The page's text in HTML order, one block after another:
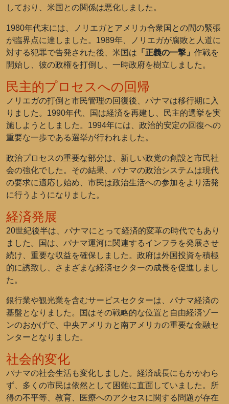
しており、米国との関係は悪化しました。
1980年代末には、ノリエガとアメリカ合衆国との間の緊張
が臨界点に達しました。1989年、ノリエガが腐敗と人道に
対する犯罪で告発された後、米国は 「正義の一撃」 作戦を
開始し、彼の政権を打倒し、一時政府を樹立しました。
民主的プロセスへの回帰
ノリエガの打倒と市民管理の回復後、パナマは移行期に入
りました。1990年代、国は経済を再建し、民主的選挙を実
施しようとしました。1994年には、政治的安定の回復への
重要な一歩である選挙が行われました。
政治プロセスの重要な部分は、新しい政党の創設と市民社
会の強化でした。その結果、パナマの政治システムは現代
の要求に適応し始め、市民は政治生活への参加をより活発
に行うようになりました。
経済発展
20世紀後半は、パナマにとって経済的変革の時代でもあり
ました。国は、パナマ運河に関連するインフラを発展させ
続け、重要な収益を確保しました。政府は外国投資を積極
的に誘致し、さまざまな経済セクターの成長を促進しまし
た。
銀行業や観光業を含むサービスセクターは、パナマ経済の
基盤となりました。国はその戦略的な位置と自由経済ゾー
ンのおかげで、中央アメリカと南アメリカの重要な金融セ
ンターとなりました。
社会的変化
パナマの社会生活も変化しました。経済成長にもかかわら
ず、多くの市民は依然として困難に直面していました。所
得の不平等、教育、医療へのアクセスに関する問題が存在